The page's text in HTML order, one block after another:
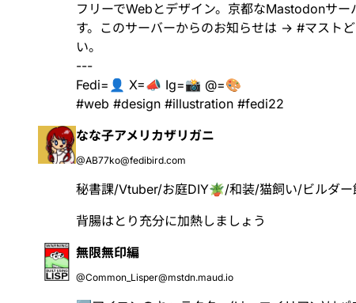
フリーでWebとデザイン。京都なMastodonサー
す。このサーバーからのお知らせは → #マスト
い。
---
Fedi=👤 X=📣 Ig=📸 @=🎨
#web #design #illustration #fedi22
なな子アメリカザリガニ
@AB77ko@fedibird.com
秘書課/Vtuber/お庭DIY🪴/和装/猫飼い/ビルダー
背腸はとり充分に加熱しましょう
無限無印編
@Common_Lisper@mstdn.maud.io